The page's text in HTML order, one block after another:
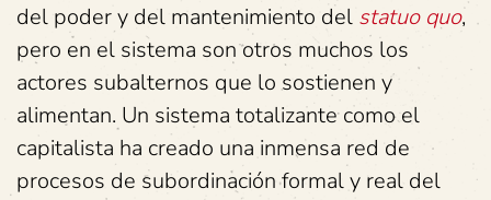
del poder y del mantenimiento del statuo quo,
pero en el sistema son otros muchos los
actores subalternos que lo sostienen y
alimentan. Un sistema totalizante como el
capitalista ha creado una inmensa red de
procesos de subordinación formal y real del